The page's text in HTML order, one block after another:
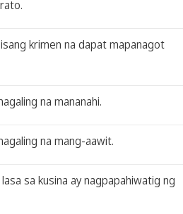
krimen na dapat mapanagot
na mananahi.
na mang-aawit.
sa kusina ay nagpapahiwatig ng